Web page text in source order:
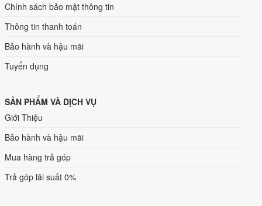
Chính sách bảo mật thông tin
Thông tin thanh toán
Bảo hành và hậu mãi
Tuyển dụng
SẢN PHẨM VÀ DỊCH VỤ
Giới Thiệu
Bảo hành và hậu mãi
Mua hàng trả góp
Trả góp lãi suất 0%